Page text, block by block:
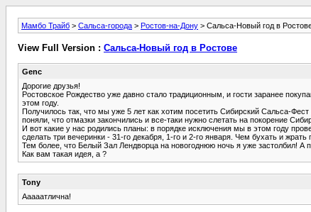
Мамбо Трайб > Сальса-города > Ростов-на-Дону > Сальса-Новый год в
View Full Version : Сальса-Новый год в Ростове
Genc
Дорогие друзья!
Ростовское Рождество уже давно стало традиционным, и гости заранее
этом году.
Получилось так, что мы уже 5 лет как хотим посетить Сибирский Сальса-
поняли, что отмазки закончились и все-таки нужно слетать на покорение
И вот какие у нас родились планы: в порядке исключения мы в этом году
сделать три вечеринки - 31-го декабря, 1-го и 2-го января. Чем бухать и
Тем более, что Белый Зал Лендворца на новогоднюю ночь я уже застолбил! А
Как вам такая идея, а ?
Tony
Ааааатлична!